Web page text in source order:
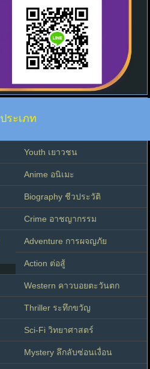
ประเภท
Youth เยาวชน
Anime อนิเมะ
Biography ชีวประวัติ
Crime อาชญากรรม
Adventure การผจญภัย
Action ต่อสู้
Western คาวบอยตะวันตก
Thriller ระทึกขวัญ
Sci-Fi วิทยาศาสตร์
Mystery ลึกลับซ่อนเงื่อน